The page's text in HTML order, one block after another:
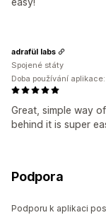
Great, simple way
behind it is super
adrafül labs
Spojené státy
Doba používání
Podpora
Podporu k aplikaci